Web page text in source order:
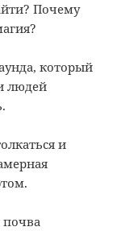
Почему
который
людей
и
почва